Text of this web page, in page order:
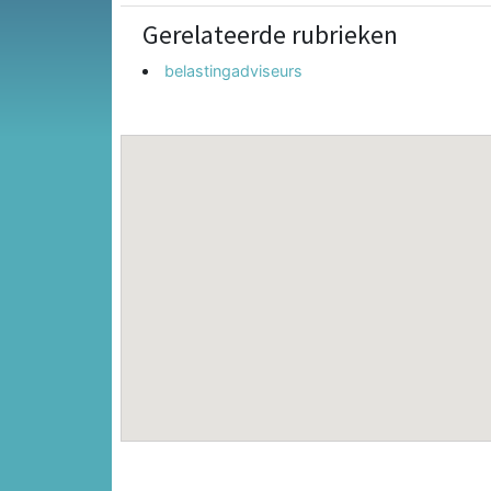
Gerelateerde rubrieken
belastingadviseurs